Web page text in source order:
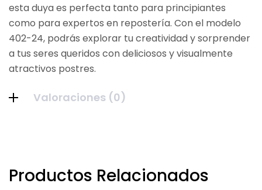
esta duya es perfecta tanto para principiantes
como para expertos en repostería. Con el modelo
402-24, podrás explorar tu creatividad y sorprender
a tus seres queridos con deliciosos y visualmente
atractivos postres.
Valoraciones (0)
Productos Relacionados